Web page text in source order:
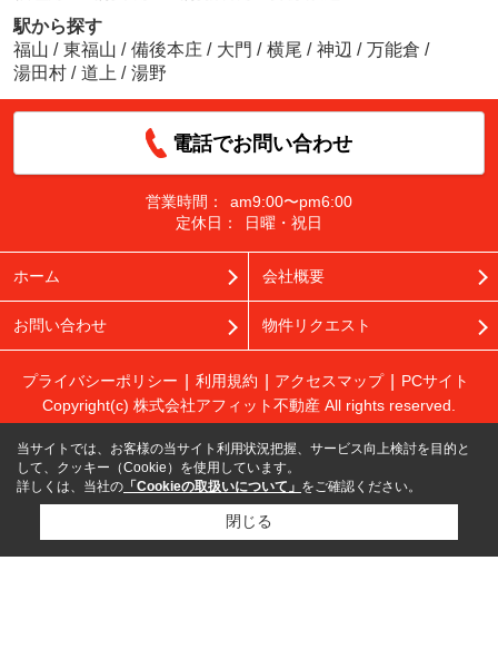
駅から探す
福山 / 東福山 / 備後本庄 / 大門 / 横尾 / 神辺 / 万能倉 /
湯田村 / 道上 / 湯野
電話でお問い合わせ
営業時間：
am9:00〜pm6:00
定休日：
日曜・祝日
ホーム 会社概要
お問い合わせ 物件リクエスト
プライバシーポリシー 利用規約 アクセスマップ
PCサイト
Copyright(c) 株式会社アフィット不動産 All rights reserved.
当サイトでは、お客様の当サイト利用状況把握、サービス向上検討を目的と
して、クッキー（Cookie）を使用しています。
詳しくは、当社の 「Cookieの取扱いについて」 をご確認ください。
閉じる